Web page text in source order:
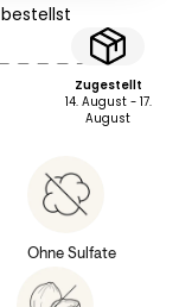
bestellst
Zugestellt
14. August - 17.
August
Ohne Sulfate